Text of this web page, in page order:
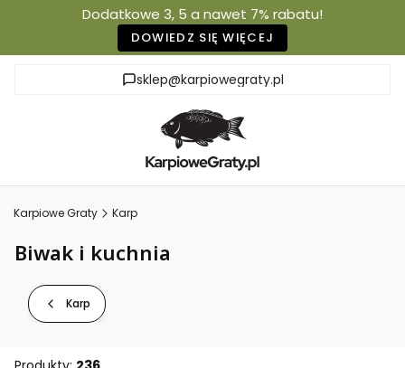
Dodatkowe 3, 5 a nawet 7% rabatu!
DOWIEDZ SIĘ WIĘCEJ
sklep@karpiowegraty.pl
Karpiowe Graty Karp
Biwak i kuchnia
Karp